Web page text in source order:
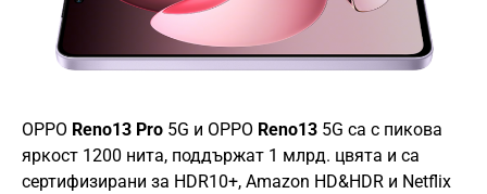
OPPO Reno13 Pro 5G и OPPO Reno13 5G са с пикова
яркост 1200 нита, поддържат 1 млрд. цвята и са
сертифизирани за HDR10+, Amazon HD&HDR и Netflix